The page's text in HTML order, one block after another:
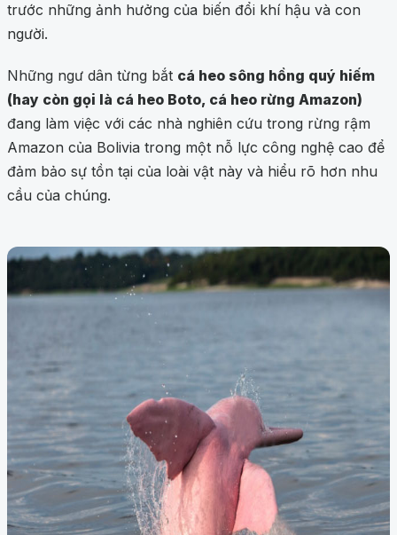
trước những ảnh hưởng của biến đổi khí hậu và con
người.
Những ngư dân từng bắt cá heo sông hồng quý hiếm
(hay còn gọi là cá heo Boto, cá heo rừng Amazon)
đang làm việc với các nhà nghiên cứu trong rừng rậm
Amazon của Bolivia trong một nỗ lực công nghệ cao để
đảm bảo sự tồn tại của loài vật này và hiểu rõ hơn nhu
cầu của chúng.